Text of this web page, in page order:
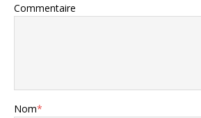
Commentaire
Nom*